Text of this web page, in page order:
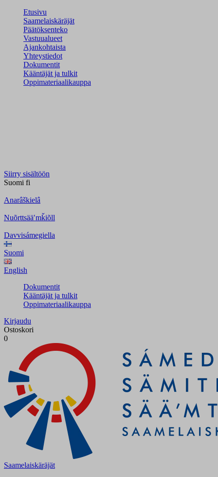
Etusivu
Saamelaiskäräjät
Päätöksenteko
Vastuualueet
Ajankohtaista
Yhteystiedot
Dokumentit
Kääntäjät ja tulkit
Oppimateriaalikauppa
Siirry sisältöön
Suomi fi
Anarâškielâ
Nuõrttsääʹmǩiõll
Davvisámegiella
Suomi
English
Dokumentit
Kääntäjät ja tulkit
Oppimateriaalikauppa
Kirjaudu
Ostoskori
0
Saamelaiskäräjät